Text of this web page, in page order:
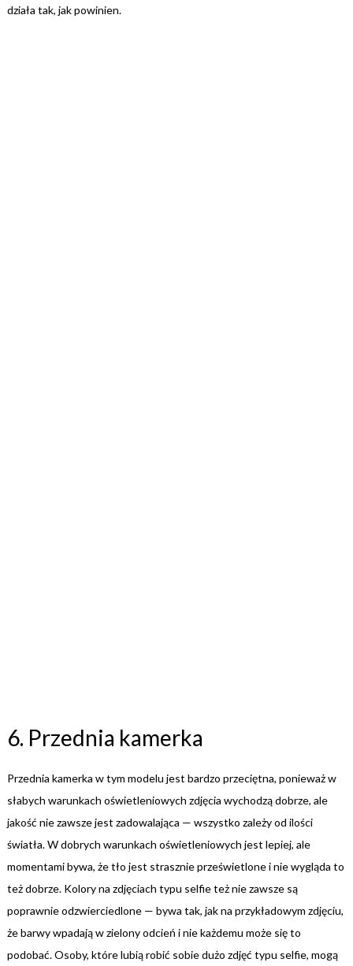
działa tak, jak powinien.
6. Przednia kamerka
Przednia kamerka w tym modelu jest bardzo przeciętna, ponieważ w
słabych warunkach oświetleniowych zdjęcia wychodzą dobrze, ale
jakość nie zawsze jest zadowalająca — wszystko zależy od ilości
światła. W dobrych warunkach oświetleniowych jest lepiej, ale
momentami bywa, że tło jest strasznie prześwietlone i nie wygląda to
też dobrze. Kolory na zdjęciach typu selfie też nie zawsze są
poprawnie odzwierciedlone — bywa tak, jak na przykładowym zdjęciu,
że barwy wpadają w zielony odcień i nie każdemu może się to
podobać. Osoby, które lubią robić sobie dużo zdjęć typu selfie, mogą